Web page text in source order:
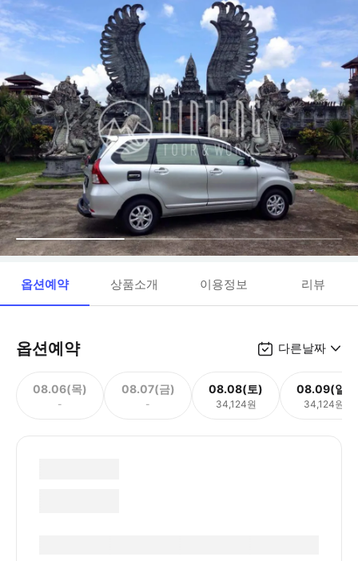
옵션예약 상품소개 이용정보 리뷰
옵션예약 다른날짜
08.06(목)
-
08.07(금)
-
08.08(토)
34,124원
08.09(일)
34,124원